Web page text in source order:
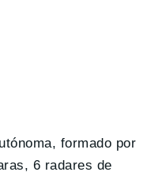
formado por
6 radares de